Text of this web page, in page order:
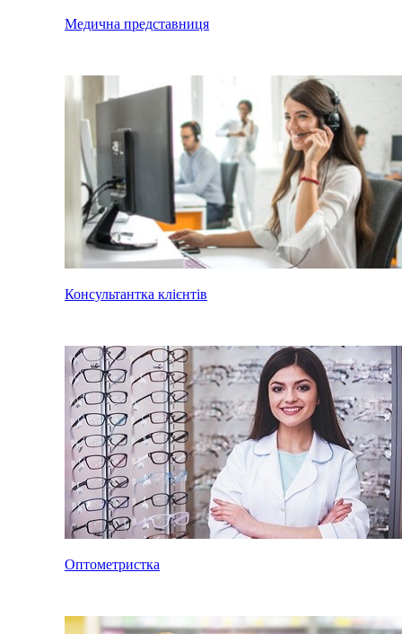
Медична представниця
Консультантка клієнтів
Оптометристка